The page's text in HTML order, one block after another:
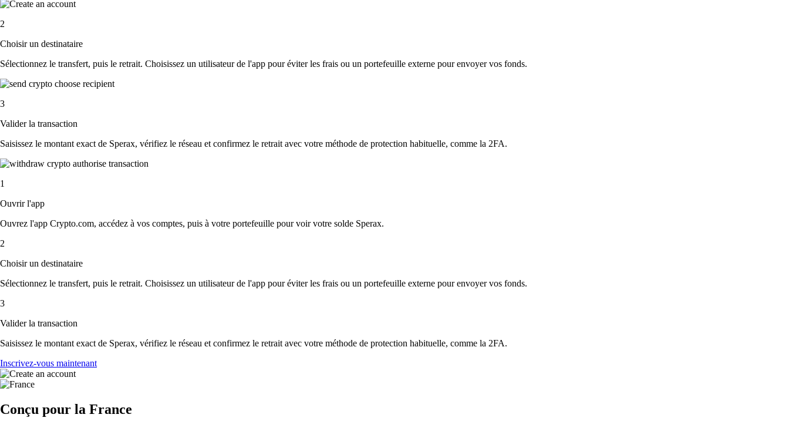
2
Choisir un destinataire
Sélectionnez le transfert, puis le retrait. Choisissez un utilisateur de l'app pour éviter les frais ou un portefeuille externe pour envoyer vos fonds.
3
Valider la transaction
Saisissez le montant exact de Sperax, vérifiez le réseau et confirmez le retrait avec votre méthode de protection habituelle, comme la 2FA.
1
Ouvrir l'app
Ouvrez l'app Crypto.com, accédez à vos comptes, puis à votre portefeuille pour voir votre solde Sperax.
2
Choisir un destinataire
Sélectionnez le transfert, puis le retrait. Choisissez un utilisateur de l'app pour éviter les frais ou un portefeuille externe pour envoyer vos fonds.
3
Valider la transaction
Saisissez le montant exact de Sperax, vérifiez le réseau et confirmez le retrait avec votre méthode de protection habituelle, comme la 2FA.
Inscrivez-vous maintenant
Conçu pour la France